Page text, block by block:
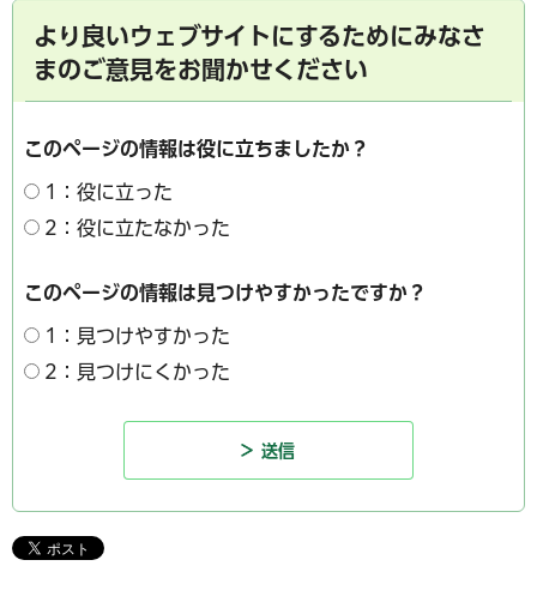
より良いウェブサイトにするためにみなさ
まのご意見をお聞かせください
このページの情報は役に立ちましたか？
1：役に立った
2：役に立たなかった
このページの情報は見つけやすかったですか？
1：見つけやすかった
2：見つけにくかった